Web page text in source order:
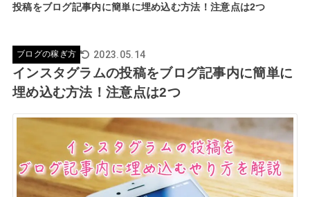
投稿をブログ記事内に簡単に埋め込む方法！注意点は2つ
ブログの稼ぎ方 2023.05.14
インスタグラムの投稿をブログ記事内に簡単に
埋め込む方法！注意点は2つ